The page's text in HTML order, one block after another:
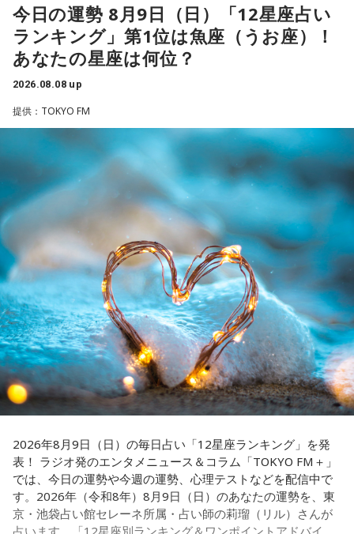
乾電池は「内に秘めたエネルギー」を暗示しています。あな
たは追い詰められると、理屈より先に、その時の衝動でとっ
さに動く本能タイプ。ある意味では、いちばん人間らしいか
もしれません。勢いが吉と出ることも多いですが、一呼吸置
いて考える癖もつけてみて。
4．懐中電灯……本性は「冷静な神様!?」
懐中電灯は「今後の見通し」を暗示しています。あなたは極
限の場面でもパニックにならず、状況を一歩引いて見極める
冷静沈着なタイプ。感情に飲まれず、俯瞰して考えられるタ
イプです。ただ、いつも冷静すぎると近寄りがたく見られる
こともあるので、時には素直になってみましょう。
天使も悪魔も、どちらもあなたの一部。自分の中の両方を知
っておくことが、いざという時の本当の強さになるのかもし
れません。
■監修者プロフィール：蝶ちょ（ちょうちょ）
池袋占い館セレーネ所属。電話占いメルにも出演。第六感で
人の想いを捉える羅針盤ヒーラー。霊感タロット、四柱推
命、宿曜占星術でオーダーメイドの鑑定を手掛ける。転職、
結婚、離別など多くの経験から、今どう動くべきか悩む人に
Webサイト：https://selene-uranai.com/
YouTube： https://www.youtube.com/@ataru-uranai
シーズン、ヤクルトの監督を務め、前年最下位からの日本
一、球団初のリーグ連覇を成し遂げた。
選手としても指揮官としてもヤクルトが誇る球界のレジェン
ドといえる髙津が8月15日（土）に神宮球場で行われる「ヤ
クルト×DeNA」に『ニッポン放送ショウアップナイター』の
スペシャルゲスト解説として登場する。現役時代は『ニッポ
ン放送ショウアップナイター』の事前情報番組でレギュラー
出演コーナーを持つなど、ニッポン放送リスナーにはお馴染
みの髙津だが、『ニッポン放送ショウアップナイター』で解
説を務めるのは2013年以来、13年ぶりとなる。
ペナントレースも終盤に差し掛かり、古巣・ヤクルトにとっ
て勝負の夏となる神宮球場の一戦での髙津氏ならではの視点
に注目が集まる。
『ニッポン放送ショウアップナイター』では、今後も60周年
のアニバーサリーイヤーにふさわしい球界のレジェンドたち
がスペシャルゲスト解説者として登場する。さらに、リスナ
ーにとって嬉しい夏の味覚や現金が当たるプレゼント企画も
実施する。
■髙津臣吾 コメント
今日の運勢 8月9日（日）「12星座占い
ランキング」第1位は魚座（うお座）！
あなたの星座は何位？
2026.08.08 up
提供：TOKYO FM
2026年8月9日（日）の毎日占い「12星座ランキング」を発
表！ ラジオ発のエンタメニュース＆コラム「TOKYO FM＋」
では、今日の運勢や今週の運勢、心理テストなどを配信中で
す。2026年（令和8年）8月9日（日）のあなたの運勢を、東
京・池袋占い館セレーネ所属・占い師の莉瑠（リル）さんが
占います。「12星座別ランキング＆ワンポイントアドバイ